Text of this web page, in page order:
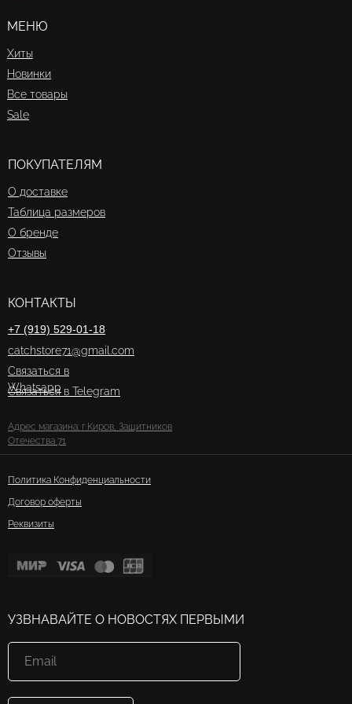
МЕНЮ
УЗВНАВАЙТЕ О НОВОСТЯХ ПЕРВЫМИ
ПОКУПАТЕЛЯМ
КОНТАКТЫ
Хиты
О доставке
+7 (919) 529-01-18
Все товары
О бренде
Связаться в
Whatsapp
Новинки
Таблица размеров
catchstore71@gmail.com
Sale
Отзывы
Связаться в Telegram
Политика Конфиденциальности
Адрес магазина: г.Киров, Защитников
Отечества 71
Договор оферты
Реквизиты